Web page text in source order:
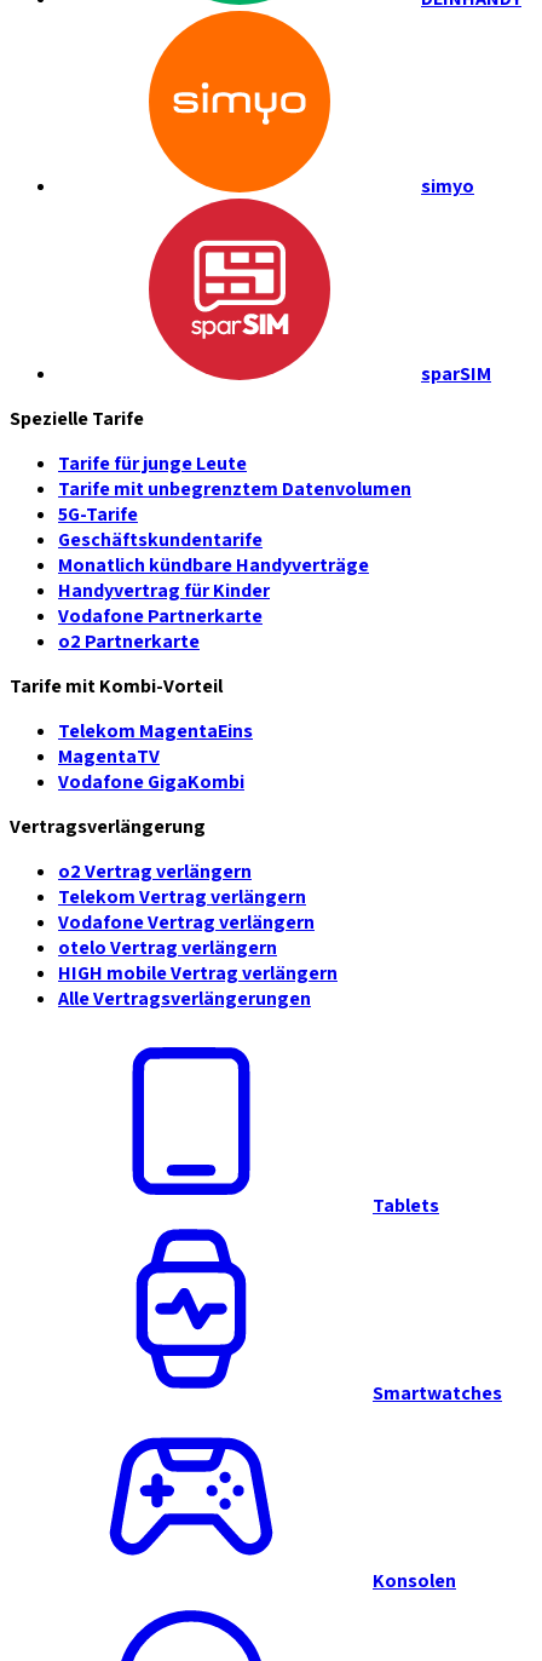
simyo
sparSIM
Spezielle Tarife
Tarife für junge Leute
Tarife mit unbegrenztem Datenvolumen
5G-Tarife
Geschäftskundentarife
Monatlich kündbare Handyverträge
Handyvertrag für Kinder
Vodafone Partnerkarte
o2 Partnerkarte
Tarife mit Kombi-Vorteil
Telekom MagentaEins
MagentaTV
Vodafone GigaKombi
Vertragsverlängerung
o2 Vertrag verlängern
Telekom Vertrag verlängern
Vodafone Vertrag verlängern
otelo Vertrag verlängern
HIGH mobile Vertrag verlängern
Alle Vertragsverlängerungen
Tablets
Smartwatches
Konsolen